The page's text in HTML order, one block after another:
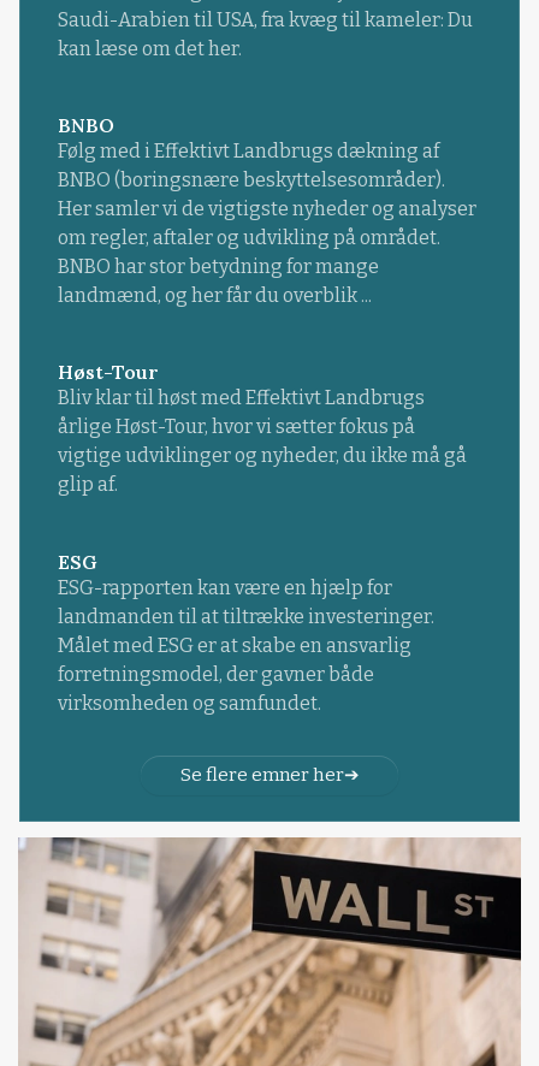
Saudi-Arabien til USA, fra kvæg til kameler: Du
kan læse om det her.
BNBO
Følg med i Effektivt Landbrugs dækning af
BNBO (boringsnære beskyttelsesområder).
Her samler vi de vigtigste nyheder og analyser
om regler, aftaler og udvikling på området.
BNBO har stor betydning for mange
landmænd, og her får du overblik ...
Høst-Tour
Bliv klar til høst med Effektivt Landbrugs
årlige Høst-Tour, hvor vi sætter fokus på
vigtige udviklinger og nyheder, du ikke må gå
glip af.
ESG
ESG-rapporten kan være en hjælp for
landmanden til at tiltrække investeringer.
Målet med ESG er at skabe en ansvarlig
forretningsmodel, der gavner både
virksomheden og samfundet.
Se flere emner her